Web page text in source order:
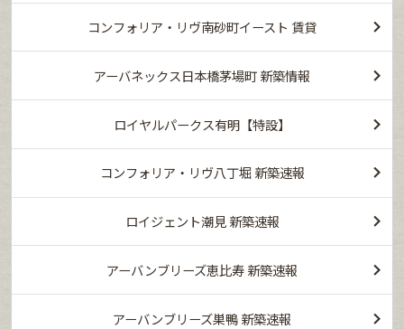
コンフォリア・リヴ南砂町イースト 賃貸
アーバネックス日本橋茅場町 新築情報
ロイヤルパークス有明【特設】
コンフォリア・リヴ八丁堀 新築速報
ロイジェント潮見 新築速報
アーバンブリーズ恵比寿 新築速報
アーバンブリーズ巣鴨 新築速報